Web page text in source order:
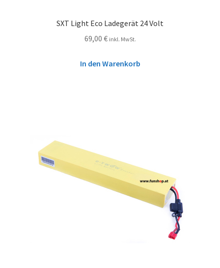
SXT Light Eco Ladegerät 24 Volt
69,00 € inkl. MwSt.
In den Warenkorb